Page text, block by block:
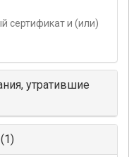
сертификат и (или)
утратившие